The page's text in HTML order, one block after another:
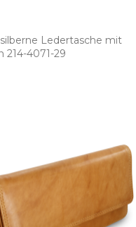
Ledertasche mit
214­-4071­-29